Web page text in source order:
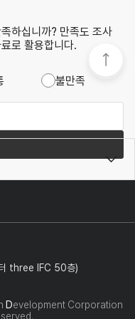
하십니까? 만족도 조사
로 활용합니다.
불만족
터 three IFC 50층)
Development Corporation